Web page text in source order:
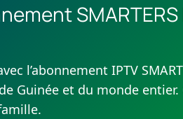
SMARTERS
l’abonnement IPTV
Guinée et du monde entier.